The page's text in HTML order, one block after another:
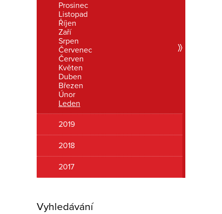
Prosinec
Listopad
Říjen
Zaří
Srpen
Červenec
Červen
Květen
Duben
Březen
Únor
Leden
2019
2018
2017
Vyhledávání